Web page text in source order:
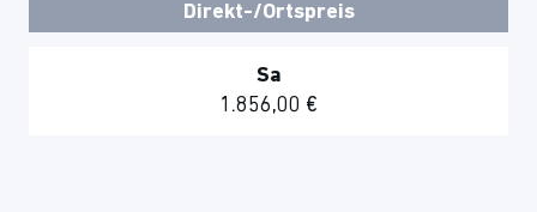
Direkt-/Ortspreis
Sa
1.856,00 €